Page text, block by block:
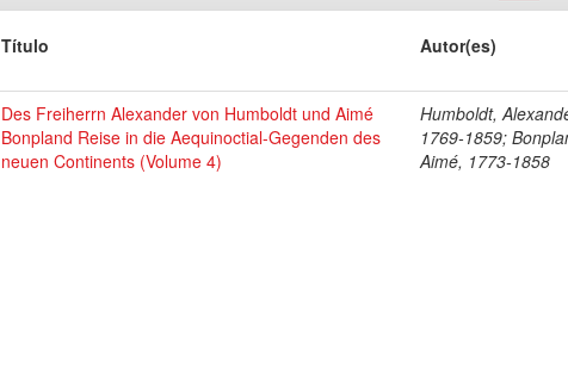
Título Autor(es)
Des Freiherrn Alexander von Humboldt und Aimé
Bonpland Reise in die Aequinoctial-Gegenden des
neuen Continents (Volume 4)
Humboldt,
1769-1859;
Aimé, 1773-1858